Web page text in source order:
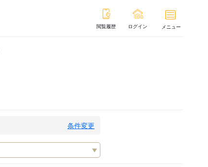
閲覧履歴 ログイン メニュー
条件変更